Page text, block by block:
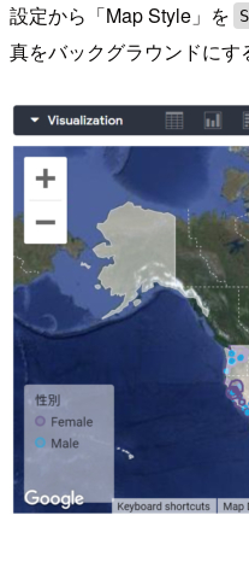
設定から「Map Style」を
真をバックグラウンドにす